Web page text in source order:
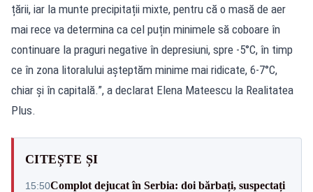
țării, iar la munte precipitații mixte, pentru că o masă de aer
mai rece va determina ca cel puțin minimele să coboare în
continuare la praguri negative în depresiuni, spre -5°C, în timp
ce în zona litoralului așteptăm minime mai ridicate, 6-7°C,
chiar și în capitală.”, a declarat Elena Mateescu la Realitatea
Plus.
CITEȘTE ȘI
15:50Complot dejucat în Serbia: doi bărbați, suspectați